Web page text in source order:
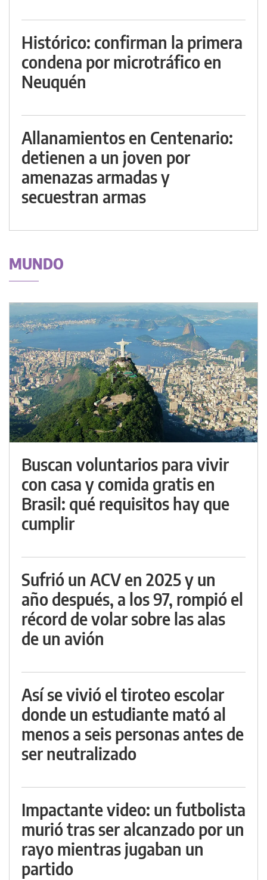
Histórico: confirman la primera
condena por microtráfico en
Neuquén
Allanamientos en Centenario:
detienen a un joven por
amenazas armadas y
secuestran armas
MUNDO
Buscan voluntarios para vivir
con casa y comida gratis en
Brasil: qué requisitos hay que
cumplir
Sufrió un ACV en 2025 y un
año después, a los 97, rompió el
récord de volar sobre las alas
de un avión
Así se vivió el tiroteo escolar
donde un estudiante mató al
menos a seis personas antes de
ser neutralizado
Impactante video: un futbolista
murió tras ser alcanzado por un
rayo mientras jugaban un
partido